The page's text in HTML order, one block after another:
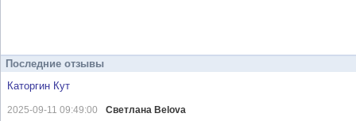
Последние отзывы
Каторгин Кут
2025-09-11 09:49:00 Светлана Belova